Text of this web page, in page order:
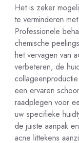
Het is zeker
te verminderen
Professionele
chemische
het vervagen van
verbeteren, de
een ervaren
raadplegen voor
uw specifieke
de juiste aanpak
acne littekens